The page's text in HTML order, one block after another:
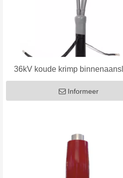
36kV koude krimp
Informeer